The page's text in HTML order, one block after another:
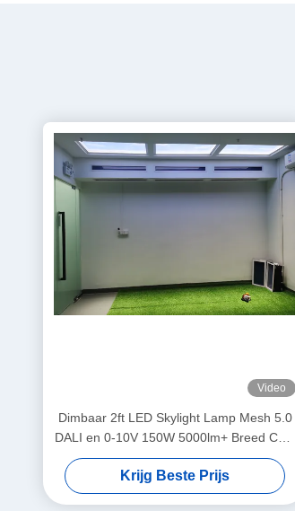
Video
Dimbaar 2ft LED Skylight Lamp Mesh 5.0
DALI en 0-10V 150W 5000lm+ Breed CCT
Bereik Scènemodi
Krijg Beste Prijs